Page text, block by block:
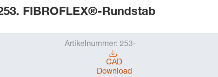
FIBROFLEX®-Rundstab
Artikelnummer: 253-
CAD
Download